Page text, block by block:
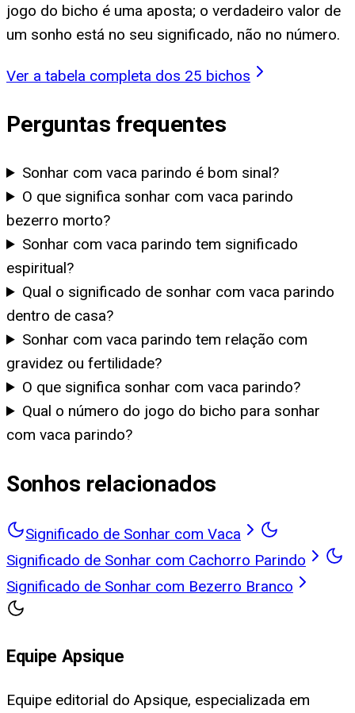
jogo do bicho é uma aposta; o verdadeiro valor de
um sonho está no seu significado, não no número.
Ver a tabela completa dos 25 bichos
Perguntas frequentes
Sonhar com vaca parindo é bom sinal?
O que significa sonhar com vaca parindo
bezerro morto?
Sonhar com vaca parindo tem significado
espiritual?
Qual o significado de sonhar com vaca parindo
dentro de casa?
Sonhar com vaca parindo tem relação com
gravidez ou fertilidade?
O que significa sonhar com vaca parindo?
Qual o número do jogo do bicho para sonhar
com vaca parindo?
Sonhos relacionados
Significado de Sonhar com Vaca
Significado de Sonhar com Cachorro Parindo
Significado de Sonhar com Bezerro Branco
Equipe Apsique
Equipe editorial do Apsique, especializada em